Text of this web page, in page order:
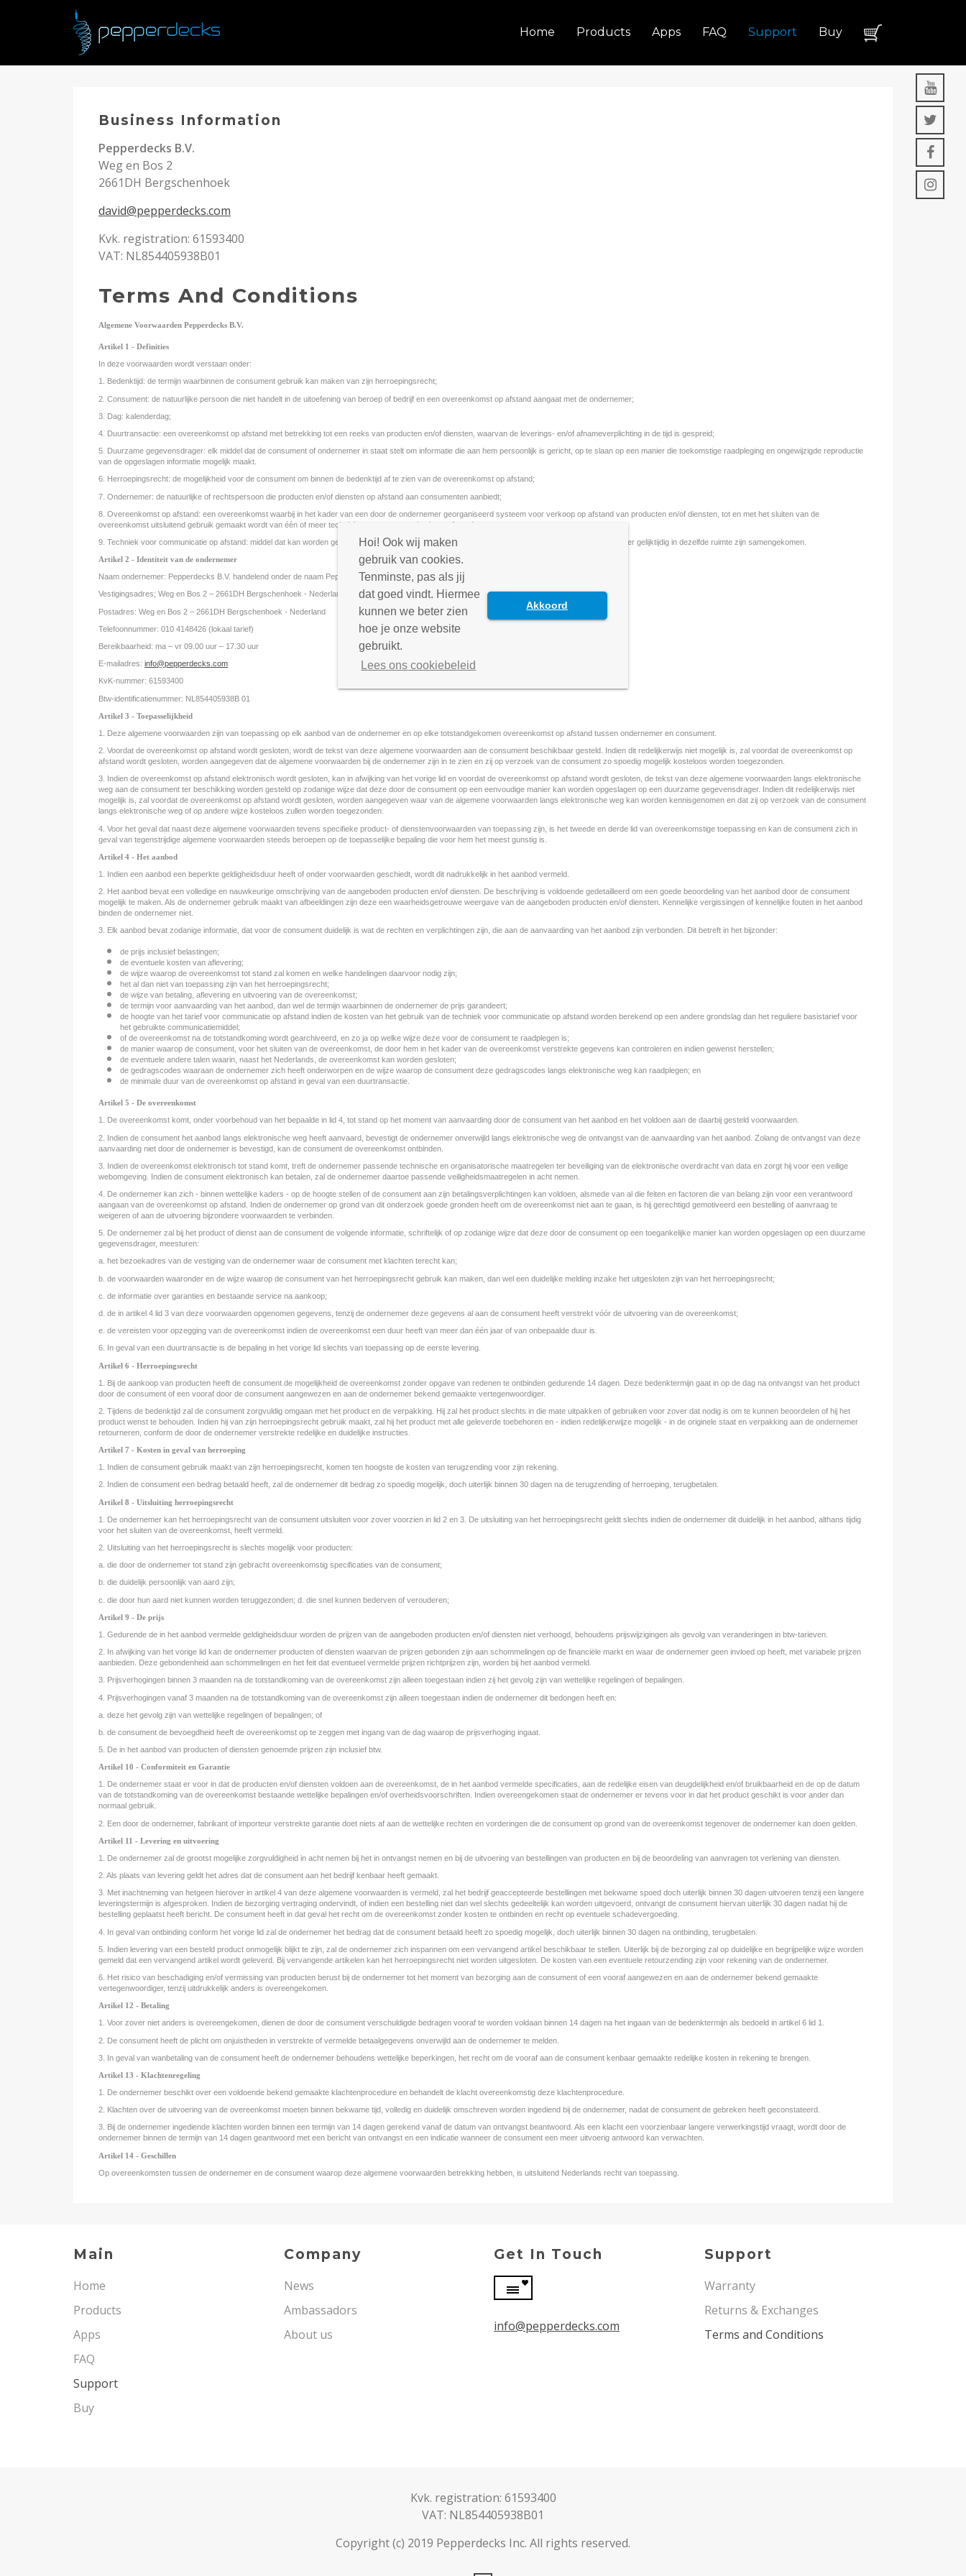
Hoi! Ook wij maken
gebruik van cookies.
Tenminste, pas als jij
dat goed vindt. Hiermee
kunnen we beter zien
hoe je onze website
gebruikt.
Lees ons cookiebeleid
Akkoord
Home Products Apps FAQ Support Buy
Business Information
Pepperdecks B.V.
Weg en Bos 2
2661DH Bergschenhoek
david@pepperdecks.com
Kvk. registration: 61593400
VAT: NL854405938B01
Terms And Conditions
Algemene Voorwaarden Pepperdecks B.V.
Artikel 1 - Definities
In deze voorwaarden wordt verstaan onder:
1. Bedenktijd: de termijn waarbinnen de consument gebruik kan maken van zijn herroepingsrecht;
2. Consument: de natuurlijke persoon die niet handelt in de uitoefening van beroep of bedrijf en een overeenkomst op afstand aangaat met de ondernemer;
3. Dag: kalenderdag;
4. Duurtransactie: een overeenkomst op afstand met betrekking tot een reeks van producten en/of diensten, waarvan de leverings- en/of afnameverplichting in de tijd is gespreid;
5. Duurzame gegevensdrager: elk middel dat de consument of ondernemer in staat stelt om informatie die aan hem persoonlijk is gericht, op te slaan op een manier die toekomstige raadpleging en ongewijzigde reproductie
van de opgeslagen informatie mogelijk maakt.
6. Herroepingsrecht: de mogelijkheid voor de consument om binnen de bedenktijd af te zien van de overeenkomst op afstand;
7. Ondernemer: de natuurlijke of rechtspersoon die producten en/of diensten op afstand aan consumenten aanbiedt;
8. Overeenkomst op afstand: een overeenkomst waarbij in het kader van een door de ondernemer georganiseerd systeem voor verkoop op afstand van producten en/of diensten, tot en met het sluiten van de
overeenkomst uitsluitend gebruik gemaakt wordt van één of meer technieken voor communicatie op afstand;
9. Techniek voor communicatie op afstand: middel dat kan worden gebruikt voor het sluiten van een overeenkomst, zonder dat consument en ondernemer gelijktijdig in dezelfde ruimte zijn samengekomen.
Artikel 2 - Identiteit van de ondernemer
Naam ondernemer: Pepperdecks B.V. handelend onder de naam Pepperdecks
Vestigingsadres; Weg en Bos 2 – 2661DH Bergschenhoek - Nederland
Postadres: Weg en Bos 2 – 2661DH Bergschenhoek - Nederland
Telefoonnummer: 010 4148426 (lokaal tarief)
Bereikbaarheid: ma – vr 09.00 uur – 17.30 uur
E-mailadres: info@pepperdecks.com
KvK-nummer: 61593400
Btw-identificatienummer: NL854405938B 01
Artikel 3 - Toepasselijkheid
1. Deze algemene voorwaarden zijn van toepassing op elk aanbod van de ondernemer en op elke totstandgekomen overeenkomst op afstand tussen ondernemer en consument.
2. Voordat de overeenkomst op afstand wordt gesloten, wordt de tekst van deze algemene voorwaarden aan de consument beschikbaar gesteld. Indien dit redelijkerwijs niet mogelijk is, zal voordat de overeenkomst op
afstand wordt gesloten, worden aangegeven dat de algemene voorwaarden bij de ondernemer zijn in te zien en zij op verzoek van de consument zo spoedig mogelijk kosteloos worden toegezonden.
3. Indien de overeenkomst op afstand elektronisch wordt gesloten, kan in afwijking van het vorige lid en voordat de overeenkomst op afstand wordt gesloten, de tekst van deze algemene voorwaarden langs elektronische
weg aan de consument ter beschikking worden gesteld op zodanige wijze dat deze door de consument op een eenvoudige manier kan worden opgeslagen op een duurzame gegevensdrager. Indien dit redelijkerwijs niet
mogelijk is, zal voordat de overeenkomst op afstand wordt gesloten, worden aangegeven waar van de algemene voorwaarden langs elektronische weg kan worden kennisgenomen en dat zij op verzoek van de consument
langs elektronische weg of op andere wijze kosteloos zullen worden toegezonden.
4. Voor het geval dat naast deze algemene voorwaarden tevens specifieke product- of dienstenvoorwaarden van toepassing zijn, is het tweede en derde lid van overeenkomstige toepassing en kan de consument zich in
geval van tegenstrijdige algemene voorwaarden steeds beroepen op de toepasselijke bepaling die voor hem het meest gunstig is.
Artikel 4 - Het aanbod
1. Indien een aanbod een beperkte geldigheidsduur heeft of onder voorwaarden geschiedt, wordt dit nadrukkelijk in het aanbod vermeld.
2. Het aanbod bevat een volledige en nauwkeurige omschrijving van de aangeboden producten en/of diensten. De beschrijving is voldoende gedetailleerd om een goede beoordeling van het aanbod door de consument
mogelijk te maken. Als de ondernemer gebruik maakt van afbeeldingen zijn deze een waarheidsgetrouwe weergave van de aangeboden producten en/of diensten. Kennelijke vergissingen of kennelijke fouten in het aanbod
binden de ondernemer niet.
3. Elk aanbod bevat zodanige informatie, dat voor de consument duidelijk is wat de rechten en verplichtingen zijn, die aan de aanvaarding van het aanbod zijn verbonden. Dit betreft in het bijzonder:
de prijs inclusief belastingen;
de eventuele kosten van aflevering;
de wijze waarop de overeenkomst tot stand zal komen en welke handelingen daarvoor nodig zijn;
het al dan niet van toepassing zijn van het herroepingsrecht;
de wijze van betaling, aflevering en uitvoering van de overeenkomst;
de termijn voor aanvaarding van het aanbod, dan wel de termijn waarbinnen de ondernemer de prijs garandeert;
de hoogte van het tarief voor communicatie op afstand indien de kosten van het gebruik van de techniek voor communicatie op afstand worden berekend op een andere grondslag dan het reguliere basistarief voor
het gebruikte communicatiemiddel;
of de overeenkomst na de totstandkoming wordt gearchiveerd, en zo ja op welke wijze deze voor de consument te raadplegen is;
de manier waarop de consument, voor het sluiten van de overeenkomst, de door hem in het kader van de overeenkomst verstrekte gegevens kan controleren en indien gewenst herstellen;
de eventuele andere talen waarin, naast het Nederlands, de overeenkomst kan worden gesloten;
de gedragscodes waaraan de ondernemer zich heeft onderworpen en de wijze waarop de consument deze gedragscodes langs elektronische weg kan raadplegen; en
de minimale duur van de overeenkomst op afstand in geval van een duurtransactie.
Artikel 5 - De overeenkomst
1. De overeenkomst komt, onder voorbehoud van het bepaalde in lid 4, tot stand op het moment van aanvaarding door de consument van het aanbod en het voldoen aan de daarbij gesteld voorwaarden.
2. Indien de consument het aanbod langs elektronische weg heeft aanvaard, bevestigt de ondernemer onverwijld langs elektronische weg de ontvangst van de aanvaarding van het aanbod. Zolang de ontvangst van deze
aanvaarding niet door de ondernemer is bevestigd, kan de consument de overeenkomst ontbinden.
3. Indien de overeenkomst elektronisch tot stand komt, treft de ondernemer passende technische en organisatorische maatregelen ter beveiliging van de elektronische overdracht van data en zorgt hij voor een veilige
webomgeving. Indien de consument elektronisch kan betalen, zal de ondernemer daartoe passende veiligheidsmaatregelen in acht nemen.
4. De ondernemer kan zich - binnen wettelijke kaders - op de hoogte stellen of de consument aan zijn betalingsverplichtingen kan voldoen, alsmede van al die feiten en factoren die van belang zijn voor een verantwoord
aangaan van de overeenkomst op afstand. Indien de ondernemer op grond van dit onderzoek goede gronden heeft om de overeenkomst niet aan te gaan, is hij gerechtigd gemotiveerd een bestelling of aanvraag te
weigeren of aan de uitvoering bijzondere voorwaarden te verbinden.
5. De ondernemer zal bij het product of dienst aan de consument de volgende informatie, schriftelijk of op zodanige wijze dat deze door de consument op een toegankelijke manier kan worden opgeslagen op een duurzame
gegevensdrager, meesturen:
a. het bezoekadres van de vestiging van de ondernemer waar de consument met klachten terecht kan;
b. de voorwaarden waaronder en de wijze waarop de consument van het herroepingsrecht gebruik kan maken, dan wel een duidelijke melding inzake het uitgesloten zijn van het herroepingsrecht;
c. de informatie over garanties en bestaande service na aankoop;
d. de in artikel 4 lid 3 van deze voorwaarden opgenomen gegevens, tenzij de ondernemer deze gegevens al aan de consument heeft verstrekt vóór de uitvoering van de overeenkomst;
e. de vereisten voor opzegging van de overeenkomst indien de overeenkomst een duur heeft van meer dan één jaar of van onbepaalde duur is.
6. In geval van een duurtransactie is de bepaling in het vorige lid slechts van toepassing op de eerste levering.
Artikel 6 - Herroepingsrecht
1. Bij de aankoop van producten heeft de consument de mogelijkheid de overeenkomst zonder opgave van redenen te ontbinden gedurende 14 dagen. Deze bedenktermijn gaat in op de dag na ontvangst van het product
door de consument of een vooraf door de consument aangewezen en aan de ondernemer bekend gemaakte vertegenwoordiger.
2. Tijdens de bedenktijd zal de consument zorgvuldig omgaan met het product en de verpakking. Hij zal het product slechts in die mate uitpakken of gebruiken voor zover dat nodig is om te kunnen beoordelen of hij het
product wenst te behouden. Indien hij van zijn herroepingsrecht gebruik maakt, zal hij het product met alle geleverde toebehoren en - indien redelijkerwijze mogelijk - in de originele staat en verpakking aan de ondernemer
retourneren, conform de door de ondernemer verstrekte redelijke en duidelijke instructies.
Artikel 7 - Kosten in geval van herroeping
1. Indien de consument gebruik maakt van zijn herroepingsrecht, komen ten hoogste de kosten van terugzending voor zijn rekening.
2. Indien de consument een bedrag betaald heeft, zal de ondernemer dit bedrag zo spoedig mogelijk, doch uiterlijk binnen 30 dagen na de terugzending of herroeping, terugbetalen.
Artikel 8 - Uitsluiting herroepingsrecht
1. De ondernemer kan het herroepingsrecht van de consument uitsluiten voor zover voorzien in lid 2 en 3. De uitsluiting van het herroepingsrecht geldt slechts indien de ondernemer dit duidelijk in het aanbod, althans tijdig
voor het sluiten van de overeenkomst, heeft vermeld.
2. Uitsluiting van het herroepingsrecht is slechts mogelijk voor producten:
a. die door de ondernemer tot stand zijn gebracht overeenkomstig specificaties van de consument;
b. die duidelijk persoonlijk van aard zijn;
c. die door hun aard niet kunnen worden teruggezonden; d. die snel kunnen bederven of verouderen;
Artikel 9 - De prijs
1. Gedurende de in het aanbod vermelde geldigheidsduur worden de prijzen van de aangeboden producten en/of diensten niet verhoogd, behoudens prijswijzigingen als gevolg van veranderingen in btw-tarieven.
2. In afwijking van het vorige lid kan de ondernemer producten of diensten waarvan de prijzen gebonden zijn aan schommelingen op de financiële markt en waar de ondernemer geen invloed op heeft, met variabele prijzen
aanbieden. Deze gebondenheid aan schommelingen en het feit dat eventueel vermelde prijzen richtprijzen zijn, worden bij het aanbod vermeld.
3. Prijsverhogingen binnen 3 maanden na de totstandkoming van de overeenkomst zijn alleen toegestaan indien zij het gevolg zijn van wettelijke regelingen of bepalingen.
4. Prijsverhogingen vanaf 3 maanden na de totstandkoming van de overeenkomst zijn alleen toegestaan indien de ondernemer dit bedongen heeft en:
a. deze het gevolg zijn van wettelijke regelingen of bepalingen; of
b. de consument de bevoegdheid heeft de overeenkomst op te zeggen met ingang van de dag waarop de prijsverhoging ingaat.
5. De in het aanbod van producten of diensten genoemde prijzen zijn inclusief btw.
Artikel 10 - Conformiteit en Garantie
1. De ondernemer staat er voor in dat de producten en/of diensten voldoen aan de overeenkomst, de in het aanbod vermelde specificaties, aan de redelijke eisen van deugdelijkheid en/of bruikbaarheid en de op de datum
van de totstandkoming van de overeenkomst bestaande wettelijke bepalingen en/of overheidsvoorschriften. Indien overeengekomen staat de ondernemer er tevens voor in dat het product geschikt is voor ander dan
normaal gebruik.
2. Een door de ondernemer, fabrikant of importeur verstrekte garantie doet niets af aan de wettelijke rechten en vorderingen die de consument op grond van de overeenkomst tegenover de ondernemer kan doen gelden.
Artikel 11 - Levering en uitvoering
1. De ondernemer zal de grootst mogelijke zorgvuldigheid in acht nemen bij het in ontvangst nemen en bij de uitvoering van bestellingen van producten en bij de beoordeling van aanvragen tot verlening van diensten.
2. Als plaats van levering geldt het adres dat de consument aan het bedrijf kenbaar heeft gemaakt.
3. Met inachtneming van hetgeen hierover in artikel 4 van deze algemene voorwaarden is vermeld, zal het bedrijf geaccepteerde bestellingen met bekwame spoed doch uiterlijk binnen 30 dagen uitvoeren tenzij een langere
leveringstermijn is afgesproken. Indien de bezorging vertraging ondervindt, of indien een bestelling niet dan wel slechts gedeeltelijk kan worden uitgevoerd, ontvangt de consument hiervan uiterlijk 30 dagen nadat hij de
bestelling geplaatst heeft bericht. De consument heeft in dat geval het recht om de overeenkomst zonder kosten te ontbinden en recht op eventuele schadevergoeding.
4. In geval van ontbinding conform het vorige lid zal de ondernemer het bedrag dat de consument betaald heeft zo spoedig mogelijk, doch uiterlijk binnen 30 dagen na ontbinding, terugbetalen.
5. Indien levering van een besteld product onmogelijk blijkt te zijn, zal de ondernemer zich inspannen om een vervangend artikel beschikbaar te stellen. Uiterlijk bij de bezorging zal op duidelijke en begrijpelijke wijze worden
gemeld dat een vervangend artikel wordt geleverd. Bij vervangende artikelen kan het herroepingsrecht niet worden uitgesloten. De kosten van een eventuele retourzending zijn voor rekening van de ondernemer.
6. Het risico van beschadiging en/of vermissing van producten berust bij de ondernemer tot het moment van bezorging aan de consument of een vooraf aangewezen en aan de ondernemer bekend gemaakte
vertegenwoordiger, tenzij uitdrukkelijk anders is overeengekomen.
Artikel 12 - Betaling
1. Voor zover niet anders is overeengekomen, dienen de door de consument verschuldigde bedragen vooraf te worden voldaan binnen 14 dagen na het ingaan van de bedenktermijn als bedoeld in artikel 6 lid 1.
2. De consument heeft de plicht om onjuistheden in verstrekte of vermelde betaalgegevens onverwijld aan de ondernemer te melden.
3. In geval van wanbetaling van de consument heeft de ondernemer behoudens wettelijke beperkingen, het recht om de vooraf aan de consument kenbaar gemaakte redelijke kosten in rekening te brengen.
Artikel 13 - Klachtenregeling
1. De ondernemer beschikt over een voldoende bekend gemaakte klachtenprocedure en behandelt de klacht overeenkomstig deze klachtenprocedure.
2. Klachten over de uitvoering van de overeenkomst moeten binnen bekwame tijd, volledig en duidelijk omschreven worden ingediend bij de ondernemer, nadat de consument de gebreken heeft geconstateerd.
3. Bij de ondernemer ingediende klachten worden binnen een termijn van 14 dagen gerekend vanaf de datum van ontvangst beantwoord. Als een klacht een voorzienbaar langere verwerkingstijd vraagt, wordt door de
ondernemer binnen de termijn van 14 dagen geantwoord met een bericht van ontvangst en een indicatie wanneer de consument een meer uitvoerig antwoord kan verwachten.
Artikel 14 - Geschillen
Op overeenkomsten tussen de ondernemer en de consument waarop deze algemene voorwaarden betrekking hebben, is uitsluitend Nederlands recht van toepassing.
Main
Home
Products
Apps
FAQ
Support
Buy
Company
News
Ambassadors
About us
Get In Touch
info@pepperdecks.com
Support
Warranty
Returns & Exchanges
Terms and Conditions
Kvk. registration: 61593400
VAT: NL854405938B01
Copyright (c) 2019 Pepperdecks Inc. All rights reserved.